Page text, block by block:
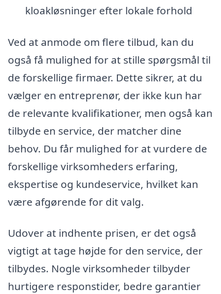
kloakløsninger efter lokale forhold
Ved at anmode om flere tilbud, kan du
også få mulighed for at stille spørgsmål til
de forskellige firmaer. Dette sikrer, at du
vælger en entreprenør, der ikke kun har
de relevante kvalifikationer, men også kan
tilbyde en service, der matcher dine
behov. Du får mulighed for at vurdere de
forskellige virksomheders erfaring,
ekspertise og kundeservice, hvilket kan
være afgørende for dit valg.
Udover at indhente prisen, er det også
vigtigt at tage højde for den service, der
tilbydes. Nogle virksomheder tilbyder
hurtigere responstider, bedre garantier